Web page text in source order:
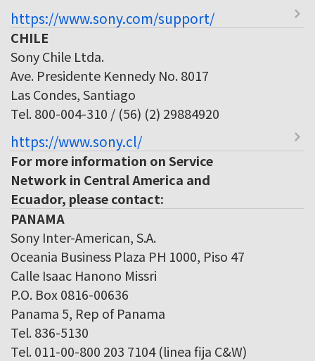
https://www.sony.com/support/
CHILE
Sony Chile Ltda.
Ave. Presidente Kennedy No. 8017
Las Condes, Santiago
Tel. 800-004-310 / (56) (2) 29884920
https://www.sony.cl/
For more information on Service
Network in Central America and
Ecuador, please contact:
PANAMA
Sony Inter-American, S.A.
Oceania Business Plaza PH 1000, Piso 47
Calle Isaac Hanono Missri
P.O. Box 0816-00636
Panama 5, Rep of Panama
Tel. 836-5130
Tel. 011-00-800 203 7104 (linea fija C&W)